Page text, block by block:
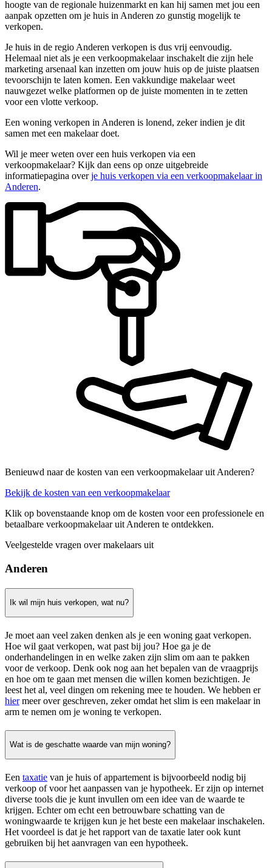
hoogte van de regionale huizenmarkt en kan hij samen met jou een
aanpak opzetten om je huis in Anderen zo gunstig mogelijk te
verkopen.
Je huis in de regio Anderen verkopen is dus vrij eenvoudig.
Helemaal niet als je een verkoopmakelaar inschakelt die zijn hele
marketing arsenaal kan inzetten om jouw huis op de juiste plaatsen
tevoorschijn te laten komen. Een vakkundige makelaar weet
nauwgezet welke platformen op de juiste momenten in te zetten
voor een vlotte verkoop.
Een woning verkopen in Anderen is lonend, zeker indien je dit
samen met een makelaar doet.
Wil je meer weten over een huis verkopen via een
verkoopmakelaar? Kijk dan eens op onze uitgebreide
informatiepagina overje huis verkopen via een verkoopmakelaar in
Anderen.
Benieuwd naar de kosten van een verkoopmakelaar uit Anderen?
Bekijk de kosten van een verkoopmakelaar
Klik op bovenstaande knop om de kosten voor een professionele en
betaalbare verkoopmakelaar uit Anderen te ontdekken.
Veelgestelde vragen over makelaars uit
Anderen
Ik wil mijn huis verkopen, wat nu?
Je moet aan veel zaken denken als je een woning gaat verkopen.
Hoe wil gaat verkopen, wat past bij jou? Hoe ga je de
onderhandelingen in en welke zaken zijn slim om aan te pakken
voor de verkoop. Denk ook nog aan het bepalen van de vraagprijs
en hoe om te gaan met mensen die willen komen bezichtigen. Je
leest het al, veel dingen om rekening mee te houden. We hebben er
hiermeer over geschreven, zeker omdat het slim is een makelaar in
arm te nemen om je woning te verkopen.
Wat is de geschatte waarde van mijn woning?
Een taxatie van je huis of appartement is bijvoorbeeld nodig bij
verkoop of voor het aanpassen van je hypotheek. Er zijn op internet
diverse tools die je kunt invullen om een idee van de waarde te
krijgen. Echter om echt een betrouwbare schatting van de
woningwaarde te krijgen kun je het beste een makelaar inschakelen.
Het voordeel is dat je het rapport van de taxatie later ook kunt
gebruiken bij het aanvragen van een hypotheek.